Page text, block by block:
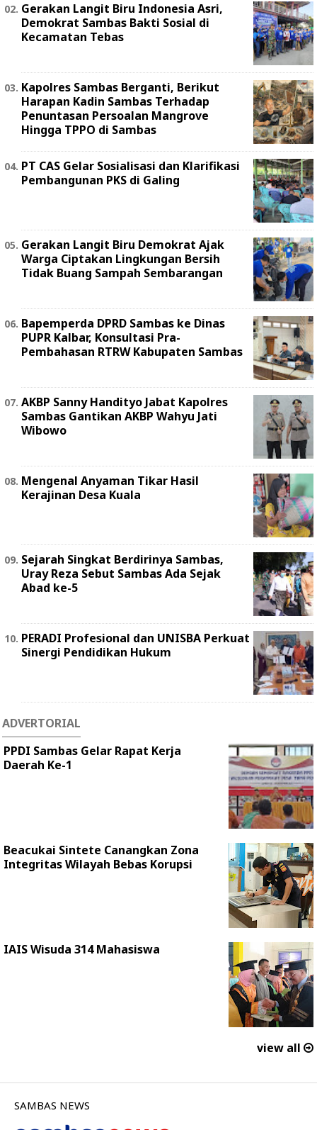
Gerakan Langit Biru Indonesia Asri,
Demokrat Sambas Bakti Sosial di
Kecamatan Tebas
Kapolres Sambas Berganti, Berikut
Harapan Kadin Sambas Terhadap
Penuntasan Persoalan Mangrove
Hingga TPPO di Sambas
PT CAS Gelar Sosialisasi dan Klarifikasi
Pembangunan PKS di Galing
Gerakan Langit Biru Demokrat Ajak
Warga Ciptakan Lingkungan Bersih
Tidak Buang Sampah Sembarangan
Bapemperda DPRD Sambas ke Dinas
PUPR Kalbar, Konsultasi Pra-
Pembahasan RTRW Kabupaten Sambas
AKBP Sanny Handityo Jabat Kapolres
Sambas Gantikan AKBP Wahyu Jati
Wibowo
Mengenal Anyaman Tikar Hasil
Kerajinan Desa Kuala
Sejarah Singkat Berdirinya Sambas,
Uray Reza Sebut Sambas Ada Sejak
Abad ke-5
PERADI Profesional dan UNISBA Perkuat
Sinergi Pendidikan Hukum
ADVERTORIAL
PPDI Sambas Gelar Rapat Kerja
Daerah Ke-1
Beacukai Sintete Canangkan Zona
Integritas Wilayah Bebas Korupsi
IAIS Wisuda 314 Mahasiswa
view all
SAMBAS NEWS